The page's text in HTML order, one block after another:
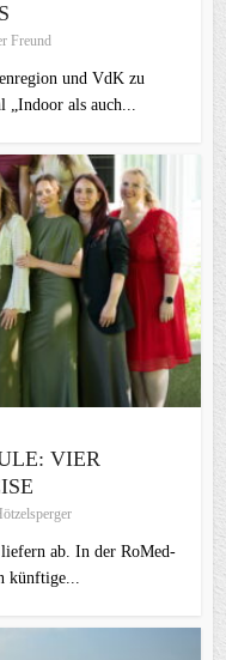
Freund
und VdK zu
als auch...
VIER
ab. In der RoMed-
künftige...